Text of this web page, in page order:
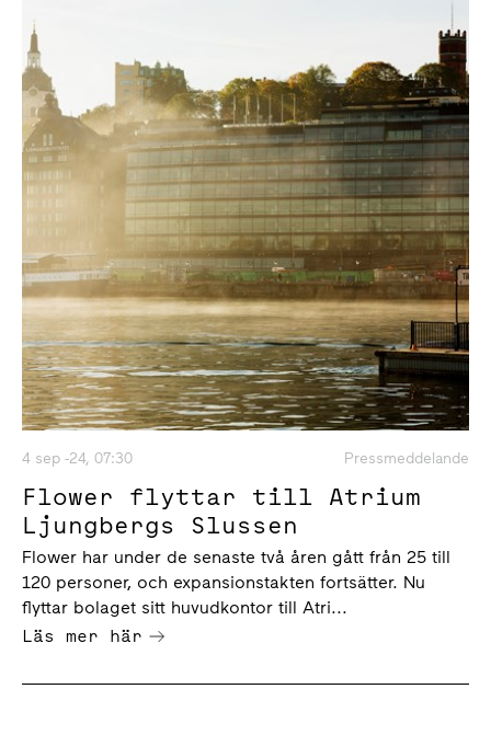
4 sep -24, 07:30 Pressmeddelande
Flower flyttar till Atrium
Ljungbergs Slussen
Flower har under de senaste två åren gått från 25 till
120 personer, och expansionstakten fortsätter. Nu
flyttar bolaget sitt huvudkontor till Atri...
Läs mer här